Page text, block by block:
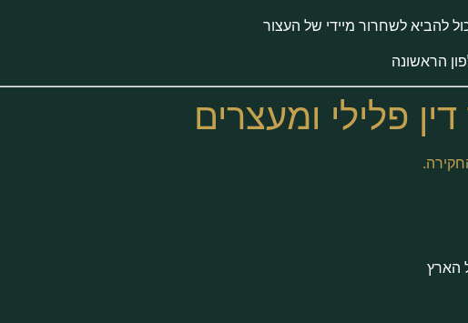
להביא לשחרור מיידי של העצור
הראשונה
פלילי ומעצרים
הארץ